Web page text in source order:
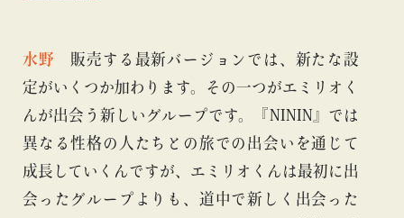
水野 販売する最新バージョンでは、新たな設
定がいくつか加わります。その一つがエミリオく
んが出会う新しいグループです。『NININ』では
異なる性格の人たちとの旅での出会いを通じて
成長していくんですが、エミリオくんは最初に出
会ったグループよりも、道中で新しく出会った